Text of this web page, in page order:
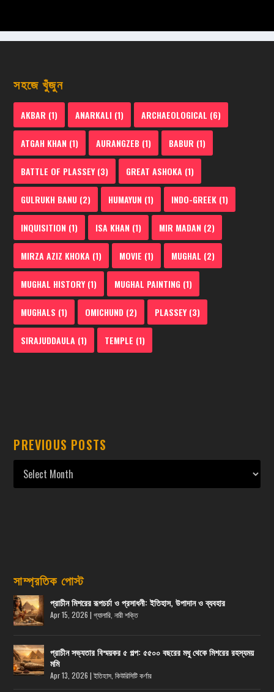
সহজে খুঁজুন
AKBAR (1) ANARKALI (1) ARCHAEOLOGICAL (6)
ATGAH KHAN (1) AURANGZEB (1) BABUR (1)
BATTLE OF PLASSEY(3) GREAT ASHOKA (1)
GULRUKH BANU (2) HUMAYUN (1) INDO-GREEK (1)
INQUISITION (1) ISA KHAN (1) MIR MADAN (2)
MIRZA AZIZ KHOKA (1) MOVIE (1) MUGHAL (2)
MUGHAL HISTORY(1) MUGHAL PAINTING (1)
MUGHALS (1) OMICHUND (2) PLASSEY(3)
SIRAJUDDAULA (1) TEMPLE (1)
PREVIOUS POSTS
সাম্প্রতিক পোস্ট
প্রাচীন মিশরের রূপচর্চা ও প্রসাধনী: ইতিহাস, উপাদান ও ব্যবহার
Apr 15, 2026 |গ্যালারি ,নারী শক্তি
প্রাচীন সভ্যতার বিস্ময়কর ৫ গল্প: ৫৫০০ বছরের মধু থেকে মিশরের রহস্যময়
মমি
Apr 13, 2026 |ইতিহাস ,কিউরিসিটি কর্ণার